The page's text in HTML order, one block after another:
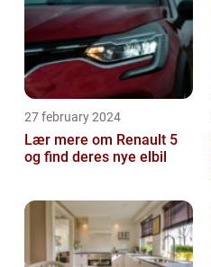
27 february 2024
Lær mere om Renault 5
og find deres nye elbil